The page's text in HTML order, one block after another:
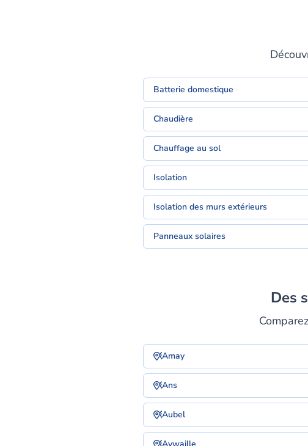
Batterie domestique
Chaudière
Chauffage au sol
Isolation
Isolation des murs extérieurs
Panneaux solaires
Amay
Ans
Aubel